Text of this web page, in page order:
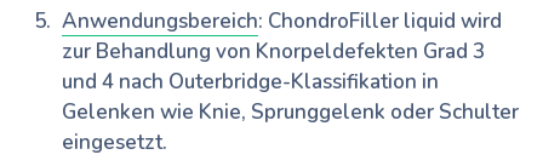
Anwendungsbereich: ChondroFiller liquid wird
zur Behandlung von Knorpeldefekten Grad 3
und 4 nach Outerbridge-Klassifikation in
Gelenken wie Knie, Sprunggelenk oder Schulter
eingesetzt.